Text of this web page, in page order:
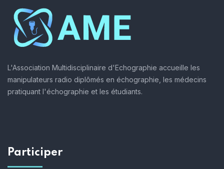
L'Association Multidisciplinaire d'Echographie accueille les
manipulateurs radio diplômés en échographie, les médecins
pratiquant l'échographie et les étudiants.
Participer